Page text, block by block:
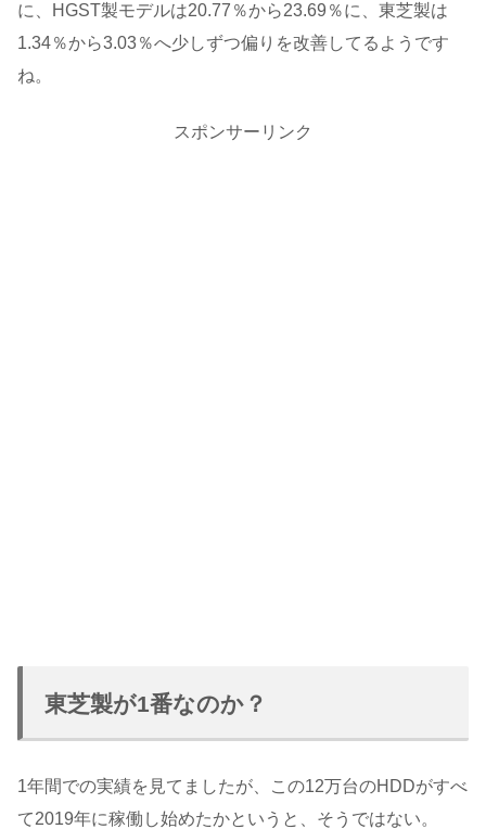
に、HGST製モデルは20.77％から23.69％に、東芝製は
1.34％から3.03％へ少しずつ偏りを改善してるようです
ね。
スポンサーリンク
東芝製が1番なのか？
1年間での実績を見てましたが、この12万台のHDDがすべ
て2019年に稼働し始めたかというと、そうではない。